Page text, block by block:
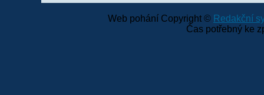
Web pohání Copyright © Redakční
Čas potřebný ke